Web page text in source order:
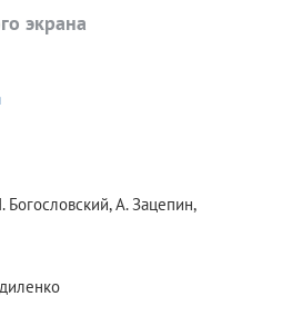
экрана
А. Зацепин,